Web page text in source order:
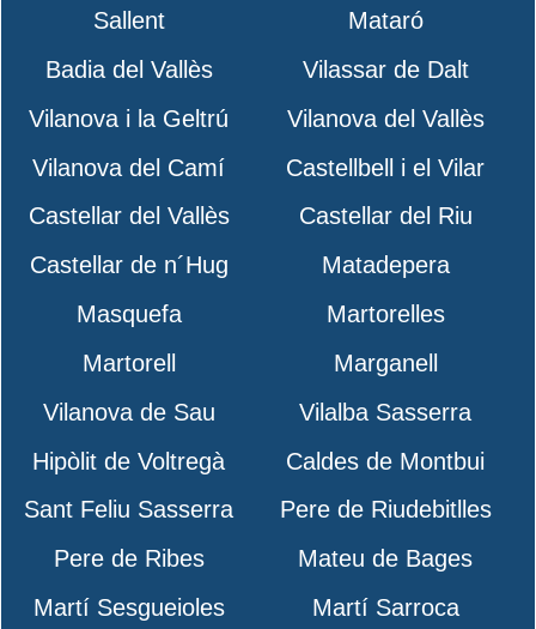
Sallent
Mataró
Badia del Vallès
Vilassar de Dalt
Vilanova i la Geltrú
Vilanova del Vallès
Vilanova del Camí
Castellbell i el Vilar
Castellar del Vallès
Castellar del Riu
Castellar de n´Hug
Matadepera
Masquefa
Martorelles
Martorell
Marganell
Vilanova de Sau
Vilalba Sasserra
Hipòlit de Voltregà
Caldes de Montbui
Sant Feliu Sasserra
Pere de Riudebitlles
Pere de Ribes
Mateu de Bages
Martí Sesgueioles
Martí Sarroca